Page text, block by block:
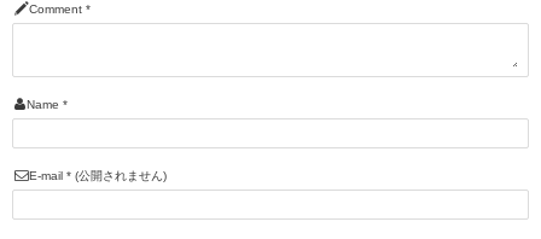
Comment *
Name *
E-mail * (公開されません)